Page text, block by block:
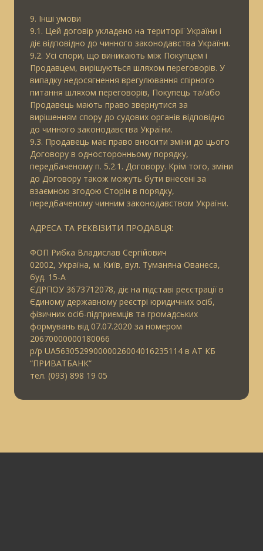
9. Інші умови
9.1. Цей договір укладено на території України і
діє відповідно до чинного законодавства України.
9.2. Усі спори, що виникають між Покупцем і
Продавцем, вирішуються шляхом переговорів. У
випадку недосягнення врегулювання спірного
питання шляхом переговорів, Покупець та/або
Продавець мають право звернутися за
вирішенням спору до судових органів відповідно
до чинного законодавства України.
9.3. Продавець має право вносити зміни до цього
Договору в односторонньому порядку,
передбаченому п. 5.2.1. Договору. Крім того, зміни
до Договору також можуть бути внесені за
взаємною згодою Сторін в порядку,
передбаченому чинним законодавством України.
АДРЕСА ТА РЕКВІЗИТИ ПРОДАВЦЯ:
ФОП Рибка Владислав Сергійович
02002, Україна, м. Київ, вул. Туманяна Ованеса,
буд. 15-А
ЄДРПОУ 3673712078, діє на підставі реєстрації в
Єдиному державному реєстрі юридичних осіб,
фізичних осіб-підприємців та громадських
формувань від 07.07.2020 за номером
20670000000180066
р/р UA563052990000026004016235114 в АТ КБ
“ПРИВАТБАНК“
тел. (093) 898 19 05